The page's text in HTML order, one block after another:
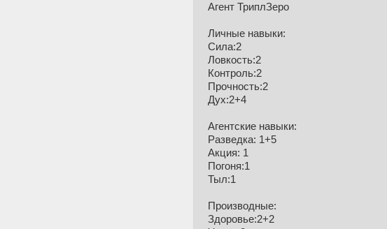
Агент ТриплЗеро
Личные навыки:
Сила:2
Ловкость:2
Контроль:2
Прочность:2
Дух:2+4
Агентские навыки:
Разведка: 1+5
Акция: 1
Погоня:1
Тыл:1
Производные:
Здоровье:2+2